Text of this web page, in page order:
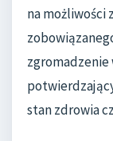
na możliwości
stan zdrowia